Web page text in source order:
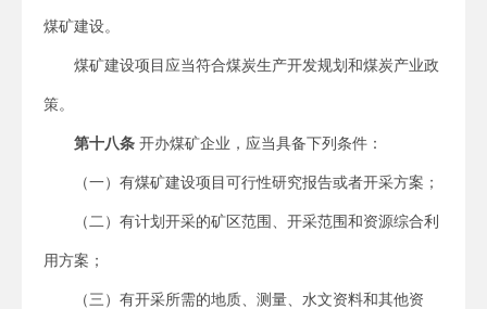
煤矿建设。
煤矿建设项目应当符合煤炭生产开发规划和煤炭产业政
策。
第十八条 开办煤矿企业，应当具备下列条件：
（一）有煤矿建设项目可行性研究报告或者开采方案；
（二）有计划开采的矿区范围、开采范围和资源综合利
用方案；
（三）有开采所需的地质、测量、水文资料和其他资